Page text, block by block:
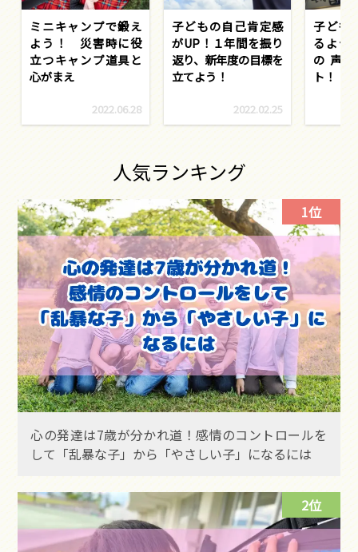
ミニキャンプで鍛え
よう！ 災害時に役
立つキャンプ道具と
心がまえ
2022.06.28
子どもの自己肯定感
がUP！１年間を振り
返り、新年度の目標を
立てよう！
2022.02.25
子ども
るよう
の声
ト！！
人気ランキング
1位
心の発達は7歳が分かれ道！感情のコントロールを
して「乱暴な子」から「やさしい子」になるには
2位